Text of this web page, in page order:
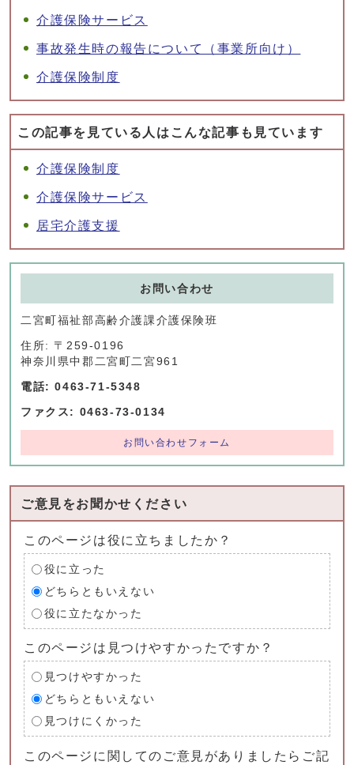
介護保険サービス
事故発生時の報告について（事業所向け）
介護保険制度
この記事を見ている人はこんな記事も見ています
介護保険制度
介護保険サービス
居宅介護支援
お問い合わせ
二宮町福祉部高齢介護課介護保険班
住所: 〒259-0196
神奈川県中郡二宮町二宮961
電話: 0463-71-5348
ファクス: 0463-73-0134
お問い合わせフォーム
ご意見をお聞かせください
このページは役に立ちましたか？
役に立った
どちらともいえない
役に立たなかった
このページは見つけやすかったですか？
見つけやすかった
どちらともいえない
見つけにくかった
このページに関してのご意見がありましたらご記